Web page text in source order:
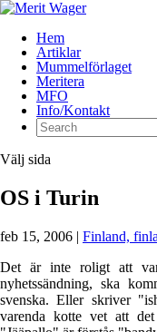
Hem
Artiklar
Mummelförlaget
Meritera
MFO
Info/Kontakt
Välj sida
OS i Turin
feb 15, 2006 | Finland,
Det är inte roligt att
nyhetssändning, ska
svenska. Eller skriver
varenda kotte vet att